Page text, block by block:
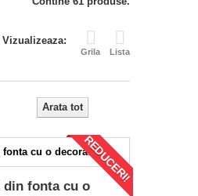
Vizualizeaza:
Grila Lista
Arata tot
REDUCERI!
din fonta cu o